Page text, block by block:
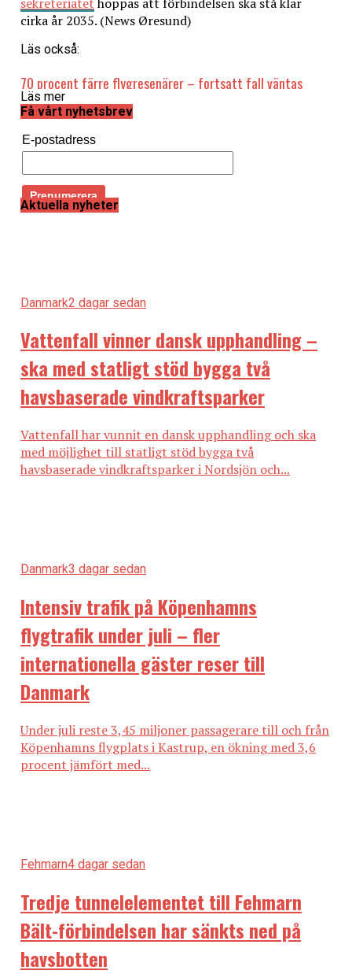
cirka år 2035. (News Øresund)
Läs också:
70 procent färre flygresenärer – fortsatt fall väntas
under hösten
Köpenhamns flygplats får EU-stöd för utveckling av grön
infrastruktur
Läs mer
Få vårt nyhetsbrev
E-postadress
Aktuella nyheter
Danmark2 dagar sedan
Vattenfall vinner dansk upphandling –
ska med statligt stöd bygga två
havsbaserade vindkraftsparker
Vattenfall har vunnit en dansk upphandling och ska
med möjlighet till statligt stöd bygga två
havsbaserade vindkraftsparker i Nordsjön och...
Danmark3 dagar sedan
Intensiv trafik på Köpenhamns
flygtrafik under juli – fler
internationella gäster reser till
Danmark
Under juli reste 3,45 miljoner passagerare till och från
Köpenhamns flygplats i Kastrup, en ökning med 3,6
procent jämfört med...
Fehmarn4 dagar sedan
Tredje tunnelelementet till Fehmarn
Bält-förbindelsen har sänkts ned på
havsbotten